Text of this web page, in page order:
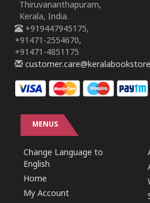
Thiruvananthapuram,
Kerala, India.
+919447945175,
+91471-2554670,
+91471-4851175
MENUS
Change Language to
English
Home
My Account